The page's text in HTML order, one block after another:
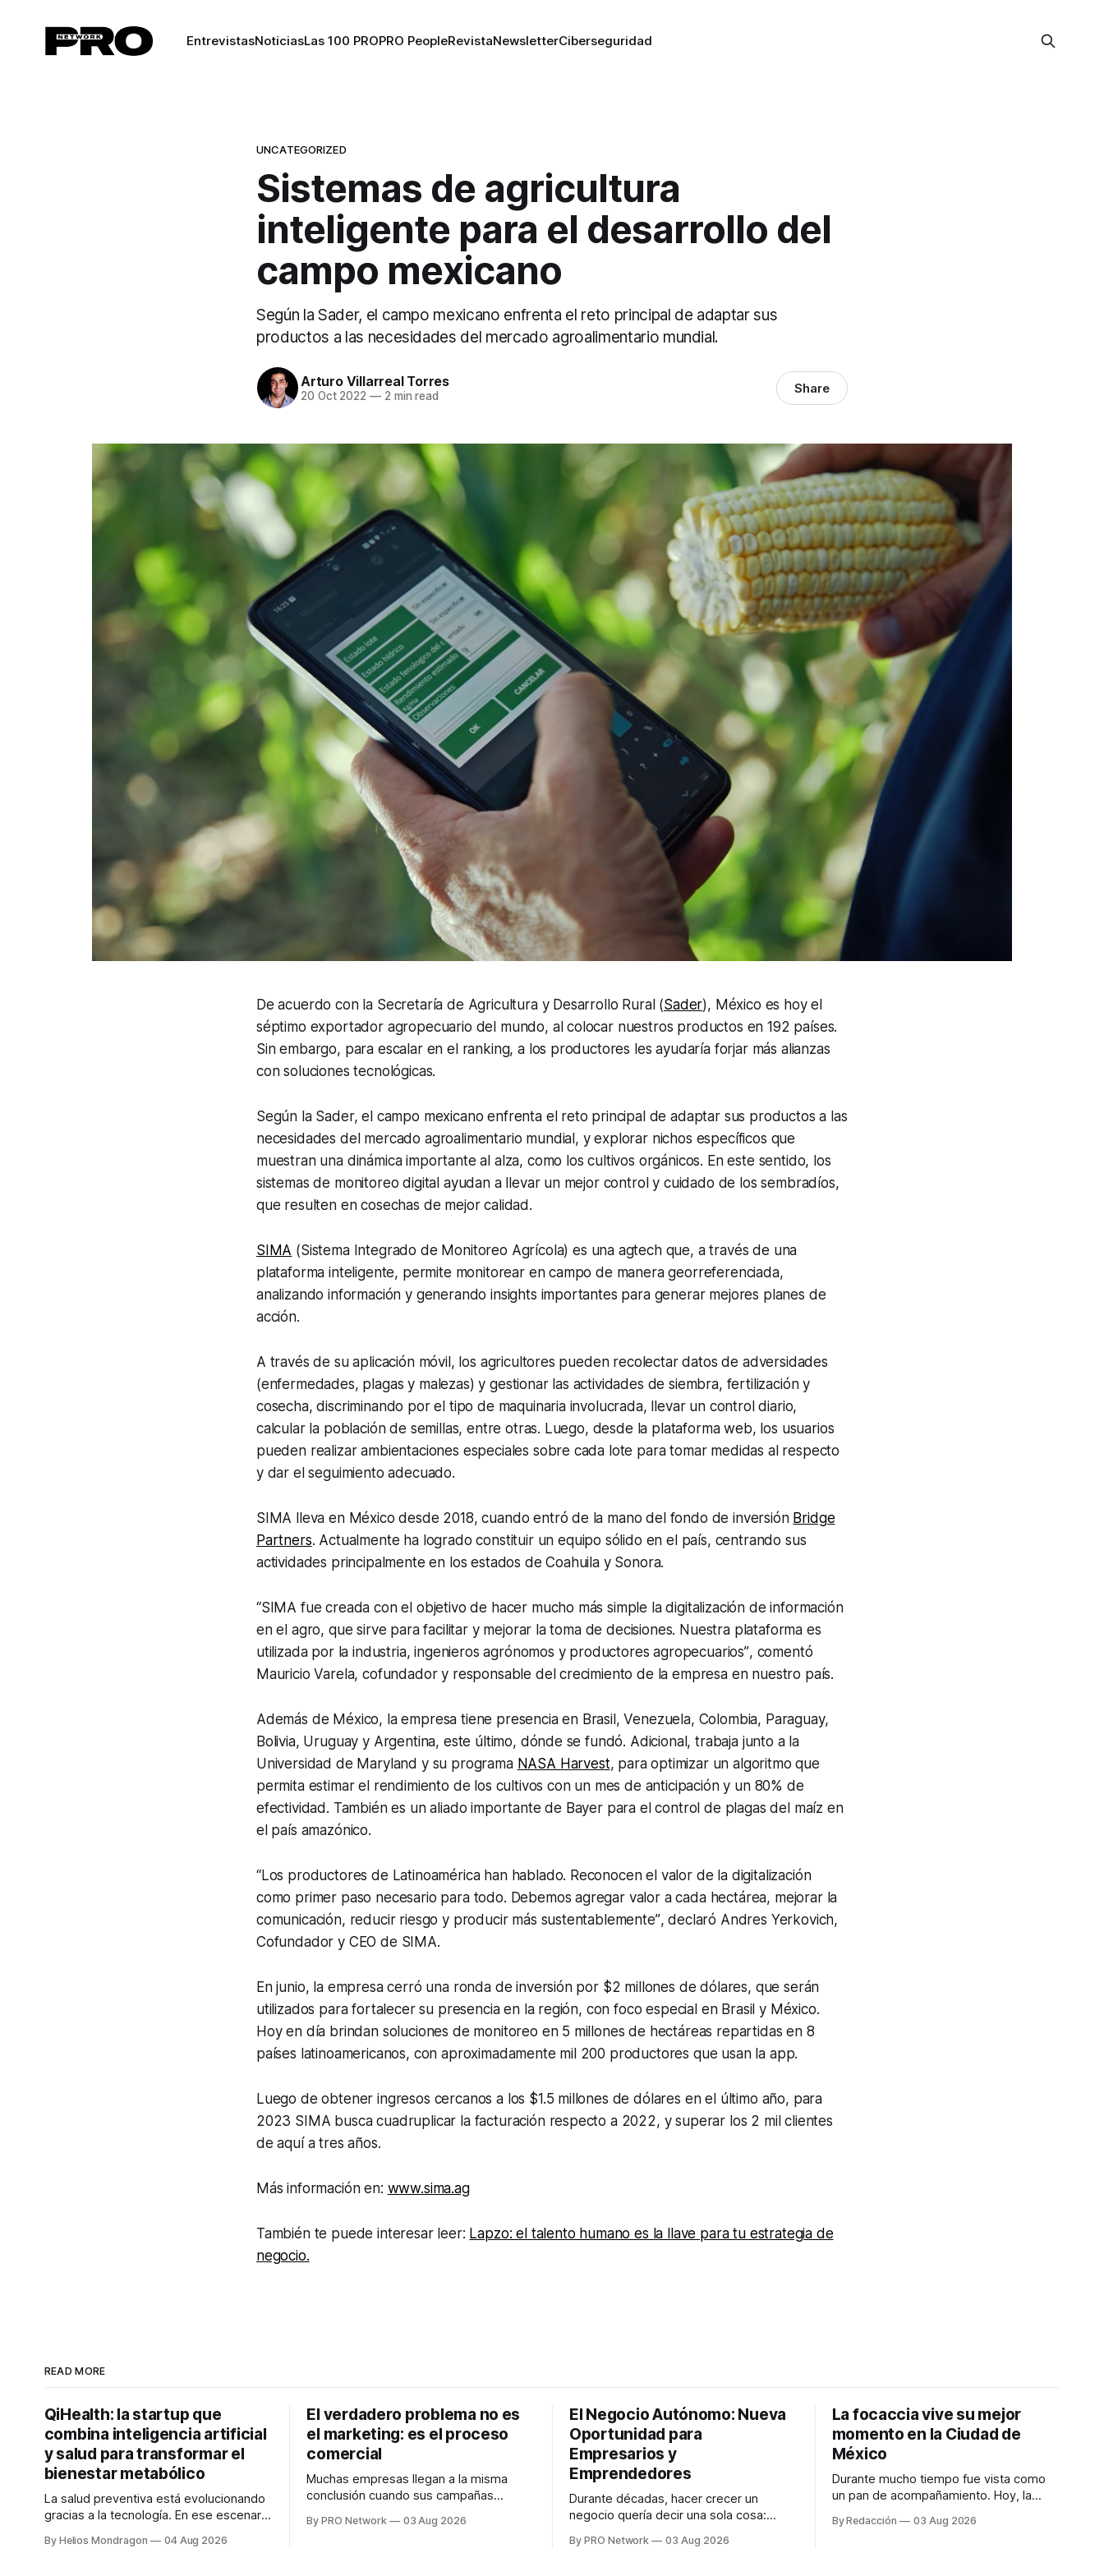
EntrevistasNoticiasLas 100 PROPRO PeopleRevistaNewsletterCiberseguridad
UNCATEGORIZED
Sistemas de agricultura
inteligente para el desarrollo del
campo mexicano
Según la Sader, el campo mexicano enfrenta el reto principal de adaptar sus
productos a las necesidades del mercado agroalimentario mundial.
Arturo Villarreal Torres
20 Oct 2022 —2 min read Share
De acuerdo con la Secretaría de Agricultura y Desarrollo Rural (Sader), México es hoy el
séptimo exportador agropecuario del mundo, al colocar nuestros productos en 192 países.
Sin embargo, para escalar en el ranking, a los productores les ayudaría forjar más alianzas
con soluciones tecnológicas.
Según la Sader, el campo mexicano enfrenta el reto principal de adaptar sus productos a las
necesidades del mercado agroalimentario mundial, y explorar nichos específicos que
muestran una dinámica importante al alza, como los cultivos orgánicos. En este sentido, los
sistemas de monitoreo digital ayudan a llevar un mejor control y cuidado de los sembradíos,
que resulten en cosechas de mejor calidad.
SIMA (Sistema Integrado de Monitoreo Agrícola) es una agtech que, a través de una
plataforma inteligente, permite monitorear en campo de manera georreferenciada,
analizando información y generando insights importantes para generar mejores planes de
acción.
A través de su aplicación móvil, los agricultores pueden recolectar datos de adversidades
(enfermedades, plagas y malezas) y gestionar las actividades de siembra, fertilización y
cosecha, discriminando por el tipo de maquinaria involucrada, llevar un control diario,
calcular la población de semillas, entre otras. Luego, desde la plataforma web, los usuarios
pueden realizar ambientaciones especiales sobre cada lote para tomar medidas al respecto
y dar el seguimiento adecuado.
SIMA lleva en México desde 2018, cuando entró de la mano del fondo de inversión Bridge
Partners. Actualmente ha logrado constituir un equipo sólido en el país, centrando sus
actividades principalmente en los estados de Coahuila y Sonora.
“SIMA fue creada con el objetivo de hacer mucho más simple la digitalización de información
en el agro, que sirve para facilitar y mejorar la toma de decisiones. Nuestra plataforma es
utilizada por la industria, ingenieros agrónomos y productores agropecuarios”, comentó
Mauricio Varela, cofundador y responsable del crecimiento de la empresa en nuestro país.
Además de México, la empresa tiene presencia en Brasil, Venezuela, Colombia, Paraguay,
Bolivia, Uruguay y Argentina, este último, dónde se fundó. Adicional, trabaja junto a la
Universidad de Maryland y su programa NASA Harvest, para optimizar un algoritmo que
permita estimar el rendimiento de los cultivos con un mes de anticipación y un 80% de
efectividad. También es un aliado importante de Bayer para el control de plagas del maíz en
el país amazónico.
“Los productores de Latinoamérica han hablado. Reconocen el valor de la digitalización
como primer paso necesario para todo. Debemos agregar valor a cada hectárea, mejorar la
comunicación, reducir riesgo y producir más sustentablemente”, declaró Andres Yerkovich,
Cofundador y CEO de SIMA.
En junio, la empresa cerró una ronda de inversión por $2 millones de dólares, que serán
utilizados para fortalecer su presencia en la región, con foco especial en Brasil y México.
Hoy en día brindan soluciones de monitoreo en 5 millones de hectáreas repartidas en 8
países latinoamericanos, con aproximadamente mil 200 productores que usan la app.
Luego de obtener ingresos cercanos a los $1.5 millones de dólares en el último año, para
2023 SIMA busca cuadruplicar la facturación respecto a 2022, y superar los 2 mil clientes
de aquí a tres años.
Más información en: www.sima.ag
También te puede interesar leer: Lapzo: el talento humano es la llave para tu estrategia de
negocio.
READ MORE
QiHealth: la startup que
combina inteligencia artificial
y salud para transformar el
bienestar metabólico
La salud preventiva está evolucionando
gracias a la tecnología. En ese escenario
desarrolla un ecosistema digital capaz
By Helios Mondragon 04 Aug 2026
El verdadero problema no es
el marketing: es el proceso
comercial
Muchas empresas llegan a la misma
conclusión cuando sus campañas
marketing no funciona". Sin embargo,
By PRO Network 03 Aug 2026
El Negocio Autónomo: Nueva
Oportunidad para
Empresarios y
Emprendedores
Durante décadas, hacer crecer un
negocio quería decir una sola cosa:
anuncios, un especialista en marketing
By PRO Network 03 Aug 2026
La focaccia vive su mejor
momento en la Ciudad de
México
Durante mucho tiempo fue vista como
un pan de acompañamiento. Hoy, la
platillos favoritos de quienes buscan
By Redacción 03 Aug 2026